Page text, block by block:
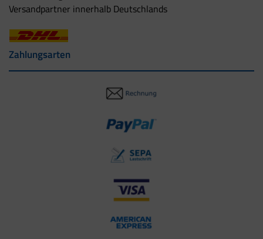
Versandpartner innerhalb Deutschlands
Zahlungsarten